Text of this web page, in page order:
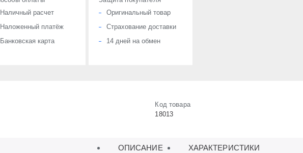
Наличный расчет
Наложенный платёж
Банковская карта
Оригинальный товар
Страхование доставки
14 дней на обмен
Код товара
18013
ОПИСАНИЕ ХАРАКТЕРИСТИКИ